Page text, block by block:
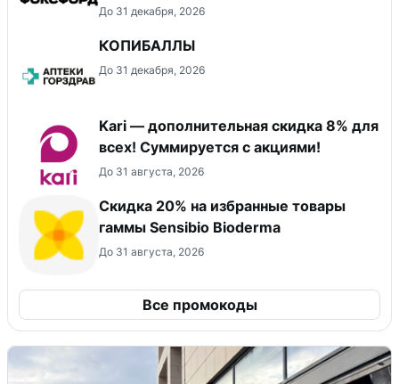
До 31 декабря, 2026
КОПИБАЛЛЫ
До 31 декабря, 2026
Kari — дополнительная скидка 8% для
всех! Суммируется с акциями!
До 31 августа, 2026
Скидка 20% на избранные товары
гаммы Sensibio Bioderma
До 31 августа, 2026
Все промокоды